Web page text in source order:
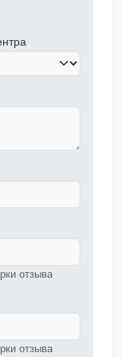
отзыва
отзыва